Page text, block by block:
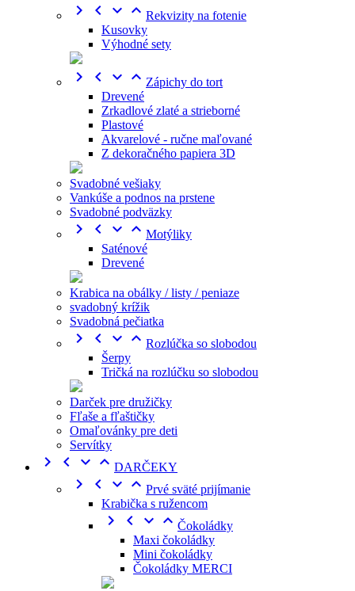
    Rekvizity na fotenie
Kusovky
Výhodné sety
    Zápichy do tort
Drevené
Zrkadlové zlaté a strieborné
Plastové
Akvarelové - ručne maľované
Z dekoračného papiera 3D
Svadobné vešiaky
Vankúše a podnos na prstene
Svadobné podväzky
    Motýliky
Saténové
Drevené
Krabica na obálky / listy / peniaze
svadobný krížik
Svadobná pečiatka
    Rozlúčka so slobodou
Šerpy
Tričká na rozlúčku so slobodou
Darček pre družičky
Fľaše a fľaštičky
Omaľovánky pre deti
Servítky
    DARČEKY
    Prvé sväté prijímanie
Krabička s ružencom
    Čokoládky
Maxi čokoládky
Mini čokoládky
Čokoládky MERCI